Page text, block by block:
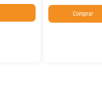
Comprar